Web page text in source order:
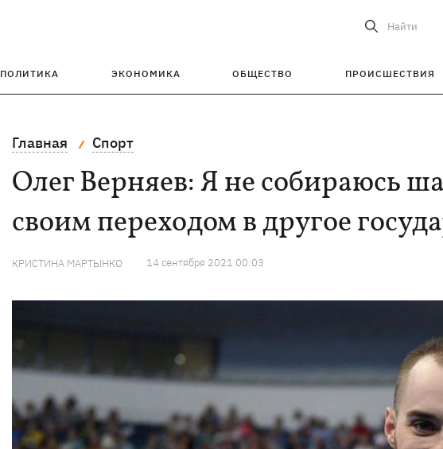
Найти
ПОЛИТИКА ЭКОНОМИКА ОБЩЕСТВО ПРОИСШЕСТВИЯ
Главная Спорт
Олег Верняев: Я не собираюсь
своим переходом в другое
КРИСТИНА МАРТЫНКО 14 сентября 2021 00:03